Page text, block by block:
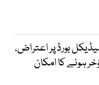
بورڈ پر اعتراض،
ہونے کا امکان